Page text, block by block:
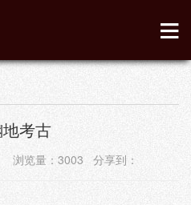
考古
浏览量： 3003 分享到：